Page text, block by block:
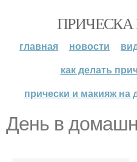
главная новости
как делать
прически и макияж на
День в